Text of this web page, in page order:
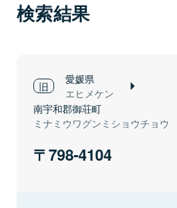
検索結果
愛媛県
エヒメケン
南宇和郡御荘町
ミナミウワグンミショウチョウ
798-4104